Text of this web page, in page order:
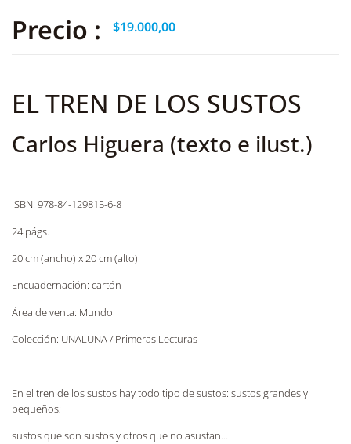
Precio : $19.000,00
EL TREN DE LOS SUSTOS
Carlos Higuera (texto e ilust.)
ISBN: 978-84-129815-6-8
24 págs.
20 cm (ancho) x 20 cm (alto)
Encuadernación: cartón
Área de venta: Mundo
Colección: UNALUNA / Primeras Lecturas
En el tren de los sustos hay todo tipo de sustos: sustos grandes y
pequeños;
sustos que son sustos y otros que no asustan…